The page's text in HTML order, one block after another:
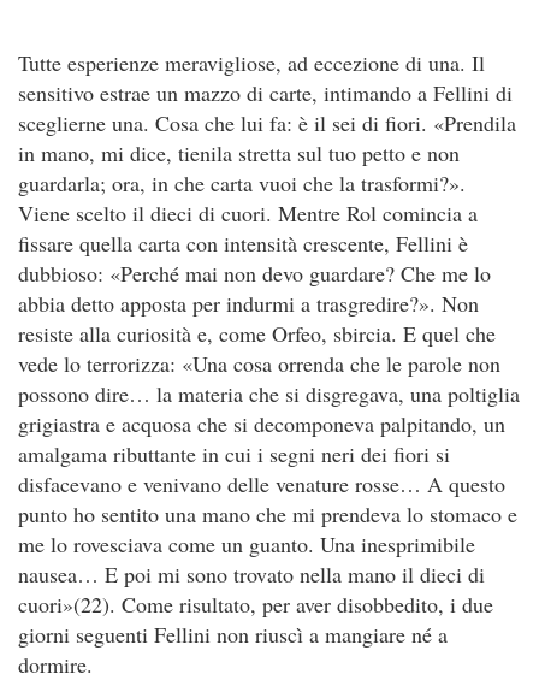
Tutte esperienze meravigliose, ad eccezione di una. Il
sensitivo estrae un mazzo di carte, intimando a Fellini di
sceglierne una. Cosa che lui fa: è il sei di fiori. «Prendila
in mano, mi dice, tienila stretta sul tuo petto e non
guardarla; ora, in che carta vuoi che la trasformi?».
Viene scelto il dieci di cuori. Mentre Rol comincia a
fissare quella carta con intensità crescente, Fellini è
dubbioso: «Perché mai non devo guardare? Che me lo
abbia detto apposta per indurmi a trasgredire?». Non
resiste alla curiosità e, come Orfeo, sbircia. E quel che
vede lo terrorizza: «Una cosa orrenda che le parole non
possono dire… la materia che si disgregava, una poltiglia
grigiastra e acquosa che si decomponeva palpitando, un
amalgama ributtante in cui i segni neri dei fiori si
disfacevano e venivano delle venature rosse… A questo
punto ho sentito una mano che mi prendeva lo stomaco e
me lo rovesciava come un guanto. Una inesprimibile
nausea… E poi mi sono trovato nella mano il dieci di
cuori»(22). Come risultato, per aver disobbedito, i due
giorni seguenti Fellini non riuscì a mangiare né a
dormire.